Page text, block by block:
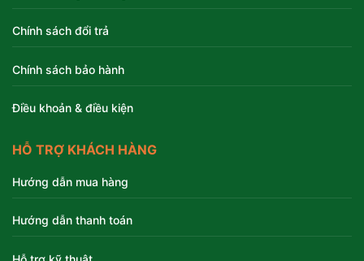
Chính sách đổi trả
Chính sách bảo hành
Điều khoản & điều kiện
HỖ TRỢ KHÁCH HÀNG
Hướng dẫn mua hàng
Hướng dẫn thanh toán